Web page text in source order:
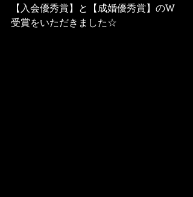
【入会優秀賞】と【成婚優秀賞】のW
受賞をいただきました☆